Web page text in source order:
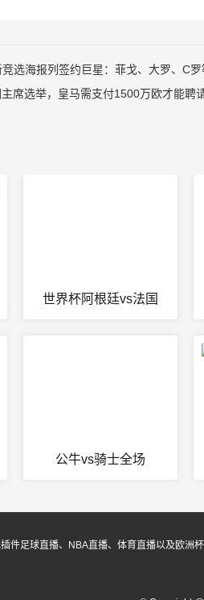
选海报列签约巨星：菲戈、大罗、C罗
席选举，皇马需支付1500万欧才能聘
世界杯阿根廷vs法国
公牛vs骑士全场
件足球直播、NBA直播、体育直播以及欧洲